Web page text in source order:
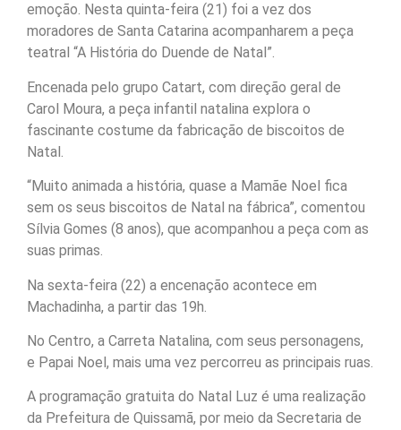
emoção. Nesta quinta-feira (21) foi a vez dos
moradores de Santa Catarina acompanharem a peça
teatral “A História do Duende de Natal”.
Encenada pelo grupo Catart, com direção geral de
Carol Moura, a peça infantil natalina explora o
fascinante costume da fabricação de biscoitos de
Natal.
“Muito animada a história, quase a Mamãe Noel fica
sem os seus biscoitos de Natal na fábrica”, comentou
Sílvia Gomes (8 anos), que acompanhou a peça com as
suas primas.
Na sexta-feira (22) a encenação acontece em
Machadinha, a partir das 19h.
No Centro, a Carreta Natalina, com seus personagens,
e Papai Noel, mais uma vez percorreu as principais ruas.
A programação gratuita do Natal Luz é uma realização
da Prefeitura de Quissamã, por meio da Secretaria de